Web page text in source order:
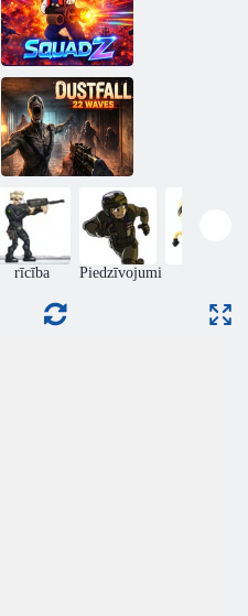
SquadZ
DustFall 22
Waves
rīcība Piedzīvojumi